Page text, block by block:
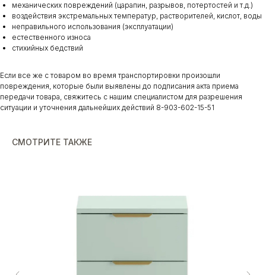
механических повреждений (царапин, разрывов, потертостей и т.д.)
воздействия экстремальных температур, растворителей, кислот, воды
неправильного использования (эксплуатации)
естественного износа
стихийных бедствий
Если все же с товаром во время транспортировки произошли
повреждения, которые были выявлены до подписания акта приема
передачи товара, свяжитесь с нашим специалистом для разрешения
ситуации и уточнения дальнейших действий 8-903-602-15-51
СМОТРИТЕ ТАКЖЕ